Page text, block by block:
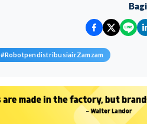
#RobotpendistribusiairZamzam